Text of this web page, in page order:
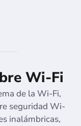
Wi-Fi
de la Wi-Fi,
seguridad Wi-
inalámbricas,